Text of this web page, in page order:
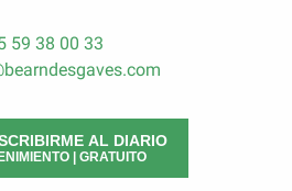
59 38 00 33
AL DIARIO
| GRATUITO